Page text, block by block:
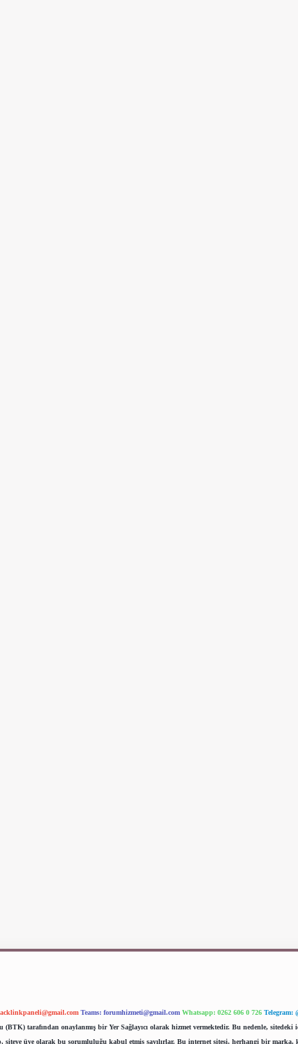
Teams: forumhizmeti@gmail.com Whatsapp: 0262 606 0 726 Telegram:
tarafından onaylanmış bir Yer Sağlayıcı olarak hizmet vermektedir. Bu nedenle,
üye olarak bu sorumluluğu kabul etmiş sayılırlar. Bu internet sitesi, herhangi bir marka,